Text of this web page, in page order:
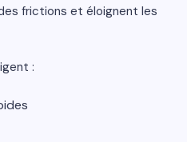
frictions et éloignent les
: